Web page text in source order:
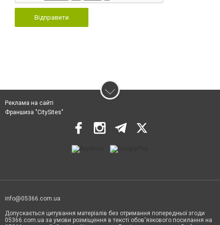
Відправити
Реклама на сайті
Франшиза "CitySites"
info@05366.com.ua
Допускається цитування матеріалів без отримання попередньої згоди
05366.com.ua за умови розміщення в тексті обов'язкового посилання на